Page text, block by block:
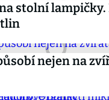
stolní lampičky.
nejen na